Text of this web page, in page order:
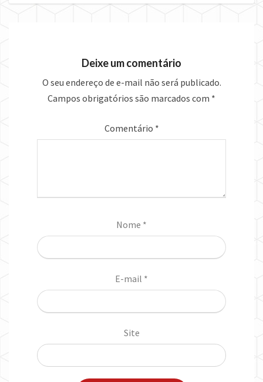
Deixe um comentário
O seu endereço de e-mail não será publicado.
Campos obrigatórios são marcados com *
Comentário *
Nome *
E-mail *
Site